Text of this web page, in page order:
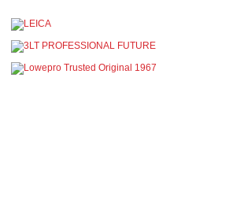
продукції Manfrotto, National
гарантовану знижку від 50 до